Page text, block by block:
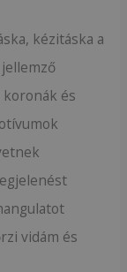
kézitáska a
koronák és
vidám és